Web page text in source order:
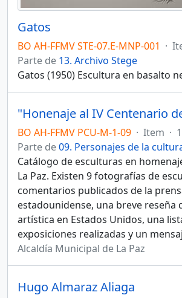
Gatos
BO AH-FFMV STE-07.E-MNP-001 ·
Parte de 13. Archivo Stege
Gatos (1950) Escultura en basalto
BO AH-FFMV PCU-M-1-09 · Item ·
Parte de09. Personajes de la
Catálogo de esculturas en
La Paz. Existen 9 fotografías de
comentarios publicados de la
estadounidense, una breve reseña
artística en Estados Unidos, una
exposiciones realizadas y un
Alcaldía Municipal de La Paz
Hugo Almaraz Aliaga